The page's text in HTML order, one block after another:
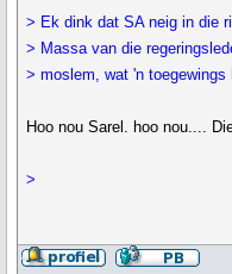
> Ek dink dat SA neig in die
> Massa van die
> moslem, wat 'n toegewings
Hoo nou Sarel. hoo nou....
>